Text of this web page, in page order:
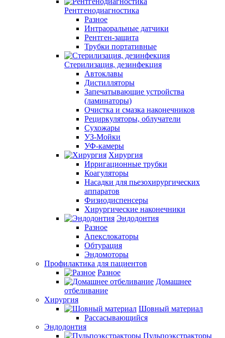
Рентгенодиагностика
Разное
Интраоральные датчики
Рентген-защита
Трубки портативные
Стерилизация, дезинфекция
Автоклавы
Дистилляторы
Запечатывающие устройства
(ламинаторы)
Очистка и смазка наконечников
Рециркуляторы, облучатели
Сухожары
УЗ-Мойки
УФ-камеры
Хирургия
Ирригационные трубки
Коагуляторы
Насадки для пьезохирургических
аппаратов
Физиодиспенсеры
Хирургические наконечники
Эндодонтия
Разное
Апекслокаторы
Обтурация
Эндомоторы
Профилактика для пациентов
Разное
Домашнее
отбеливание
Хирургия
Шовный материал
Рассасывающийся
Эндодонтия
Пульпоэкстракторы